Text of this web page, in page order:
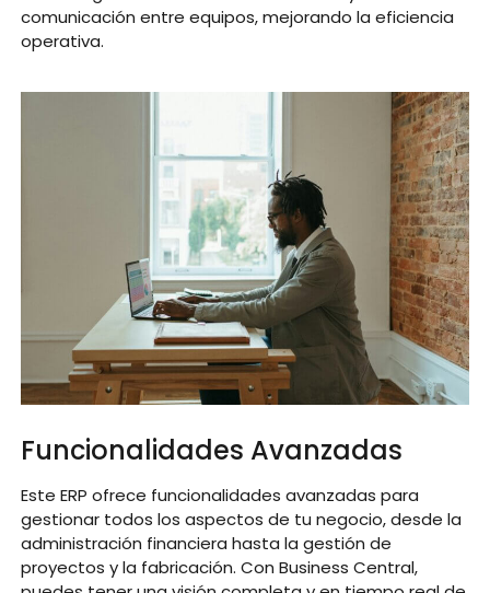
comunicación entre equipos, mejorando la eficiencia
operativa.
Funcionalidades Avanzadas
Este ERP ofrece funcionalidades avanzadas para
gestionar todos los aspectos de tu negocio, desde la
administración financiera hasta la gestión de
proyectos y la fabricación. Con Business Central,